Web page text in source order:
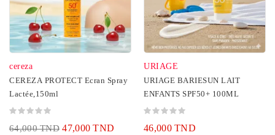
cereza
CEREZA PROTECT Ecran Spray
Lactée,150ml
64,000 TND 47,000 TND
URIAGE
URIAGE BARIESUN LAIT
ENFANTS SPF50+ 100ML
46,000 TND